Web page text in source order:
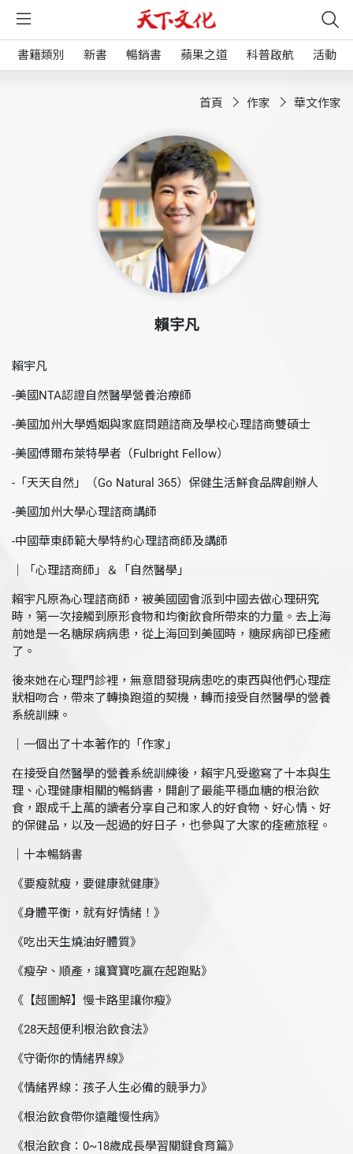
書籍類別 新書 暢銷書 蘋果之道 科普啟航 活動
首頁 作家 華文作家
賴宇凡
賴宇凡
-美國NTA認證自然醫學營養治療師
-美國加州大學婚姻與家庭問題諮商及學校心理諮商雙碩士
-美國傅爾布萊特學者（Fulbright Fellow）
-「天天自然」（Go Natural 365）保健生活鮮食品牌創辦人
-美國加州大學心理諮商講師
-中國華東師範大學特約心理諮商師及講師
｜「心理諮商師」＆「自然醫學」
賴宇凡原為心理諮商師，被美國國會派到中國去做心理研究
時，第一次接觸到原形食物和均衡飲食所帶來的力量。去上海
前她是一名糖尿病病患，從上海回到美國時，糖尿病卻已痊癒
了。
後來她在心理門診裡，無意間發現病患吃的東西與他們心理症
狀相吻合，帶來了轉換跑道的契機，轉而接受自然醫學的營養
系統訓練。
｜一個出了十本著作的「作家」
在接受自然醫學的營養系統訓練後，賴宇凡受邀寫了十本與生
理、心理健康相關的暢銷書，開創了最能平穩血糖的根治飲
食，跟成千上萬的讀者分享自己和家人的好食物、好心情、好
的保健品，以及一起過的好日子，也參與了大家的痊癒旅程。
｜十本暢銷書
《要瘦就瘦，要健康就健康》
《身體平衡，就有好情緒！》
《吃出天生燒油好體質》
《瘦孕、順產，讓寶寶吃贏在起跑點》
《【超圖解】慢卡路里讓你瘦》
《28天超便利根治飲食法》
《守衛你的情緒界線》
《情緒界線：孩子人生必備的競爭力》
《根治飲食帶你遠離慢性病》
《根治飲食：0~18歲成長學習關鍵食育篇》